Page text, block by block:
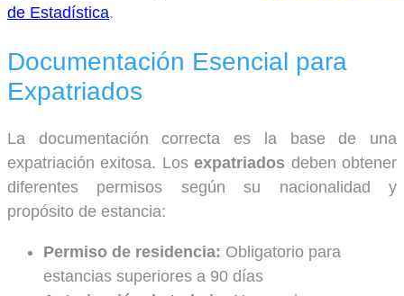
de Estadística.
Documentación Esencial para
Expatriados
La documentación correcta es la base de una
expatriación exitosa. Losexpatriados deben obtener
diferentes permisos según su nacionalidad y
propósito de estancia:
Permiso de residencia: Obligatorio para
estancias superiores a 90 días